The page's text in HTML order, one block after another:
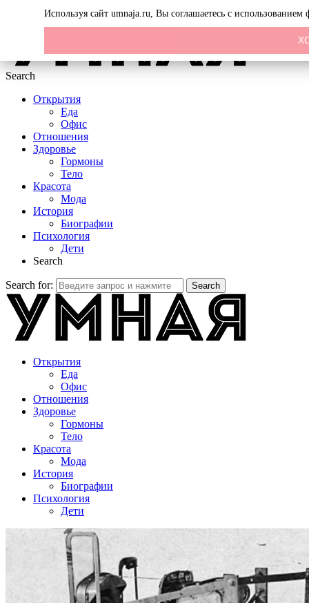
Search
Открытия
Еда
Офис
Отношения
Здоровье
Гормоны
Тело
Красота
Мода
История
Биографии
Психология
Дети
Search
Search for: Search
Открытия
Еда
Офис
Отношения
Здоровье
Гормоны
Тело
Красота
Мода
История
Биографии
Психология
Дети
Используя сайт umnaja.ru, Вы соглашаетесь с использованием